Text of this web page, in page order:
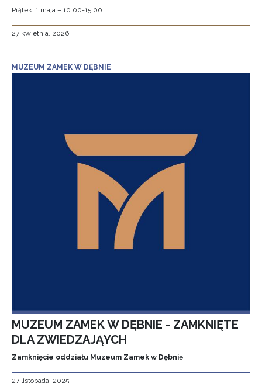
Piątek, 1 maja – 10:00-15:00
27 kwietnia, 2026
MUZEUM ZAMEK W DĘBNIE
MUZEUM ZAMEK W DĘBNIE - ZAMKNIĘTE
DLA ZWIEDZAJĄYCH
Zamknięcie oddziału Muzeum Zamek w Dębnie
27 listopada, 2025